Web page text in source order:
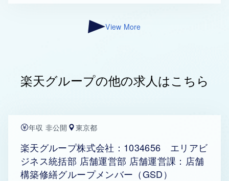
View More
楽天グループの他の求人はこちら
年収 非公開 東京都
楽天グループ株式会社：1034656 エリアビ
ジネス統括部 店舗運営部 店舗運営課：店舗
構築修繕グループメンバー（GSD）